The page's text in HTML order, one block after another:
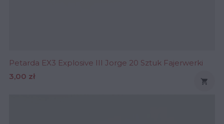
Petarda EX3 Explosive III Jorge 20 Sztuk Fajerwerki
Cena
3,00 zł
